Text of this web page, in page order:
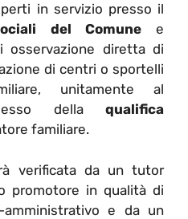
in servizio presso il
del Comune e
osservazione diretta di
di centri o sportelli
unitamente al
della qualifica
familiare.
verificata da un tutor
promotore in qualità di
amministrativo e da un